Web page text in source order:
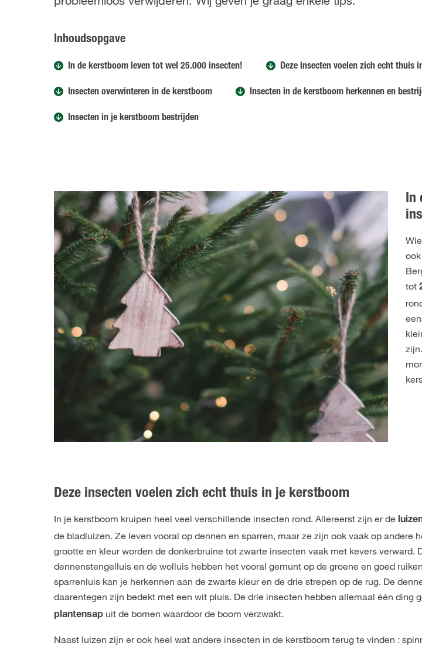
Inhoudsopgave
In de kerstboom leven tot wel 25.000 insecten! Deze insecten voelen zich echt thuis
Insecten overwinteren in de kerstboom Insecten in de kerstboom herkennen en
Insecten in je kerstboom bestrijden
In
tot
Deze insecten voelen zich echt thuis in je kerstboom
In je kerstboom kruipen heel veel verschillende insecten rond. Allereerst zijn er de
de bladluizen. Ze leven vooral op dennen en sparren, maar ze zijn ook vaak op andere
grootte en kleur worden de donkerbruine tot zwarte insecten vaak met kevers verward.
dennenstengelluis en de wolluis hebben het vooral gemunt op de groene en goed
sparrenluis kan je herkennen aan de zwarte kleur en de drie strepen op de rug. De
daarentegen zijn bedekt met een wit pluis. De drie insecten hebben allemaal één ding
plantensap uit de bomen waardoor de boom verzwakt.
Naast luizen zijn er ook heel wat andere insecten in de kerstboom terug te vinden :